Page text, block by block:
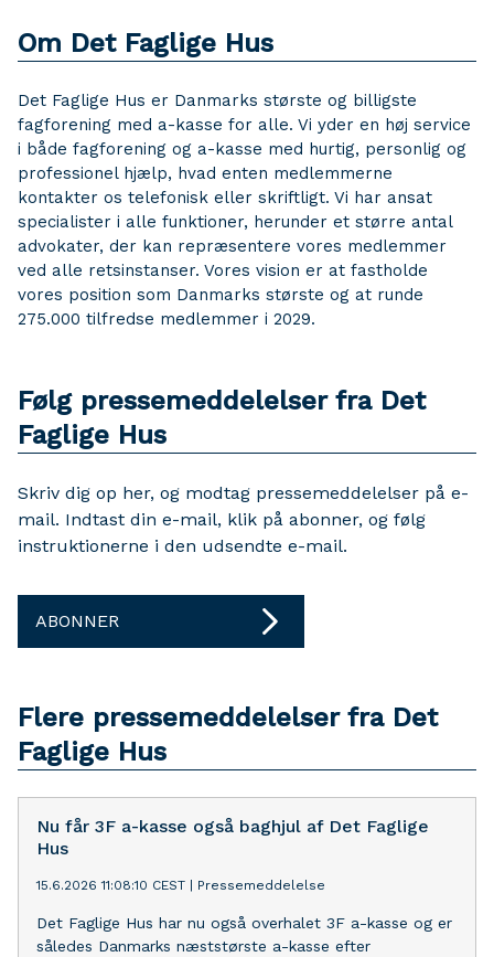
Om Det Faglige Hus
Det Faglige Hus er Danmarks største og billigste
fagforening med a-kasse for alle. Vi yder en høj service
i både fagforening og a-kasse med hurtig, personlig og
professionel hjælp, hvad enten medlemmerne
kontakter os telefonisk eller skriftligt. Vi har ansat
specialister i alle funktioner, herunder et større antal
advokater, der kan repræsentere vores medlemmer
ved alle retsinstanser. Vores vision er at fastholde
vores position som Danmarks største og at runde
275.000 tilfredse medlemmer i 2029.
Følg pressemeddelelser fra Det
Faglige Hus
Skriv dig op her, og modtag pressemeddelelser på e-
mail. Indtast din e-mail, klik på abonner, og følg
instruktionerne i den udsendte e-mail.
ABONNER
Flere pressemeddelelser fra Det
Faglige Hus
Nu får 3F a-kasse også baghjul af Det Faglige
Hus
15.6.2026 11:08:10 CEST Pressemeddelelse
Det Faglige Hus har nu også overhalet 3F a-kasse og er
således Danmarks næststørste a-kasse efter